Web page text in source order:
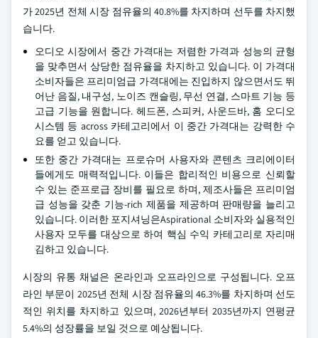
가 2025년 전체 시장 점유율의 40.8%를 차지하며 선두를 차지했
습니다.
오디오 시장에서 중간 가격대는 저렴한 가격과 성능의 균형
을 맞추면서 상당한 점유율을 차지하고 있습니다. 이 가격대
소비자들은 프리미엄급 가격대에는 진입하지 않으면서도 뛰
어난 음질, 내구성, 노이즈 캔슬링, 무선 연결, 스마트 기능 등
고급 기능을 원합니다. 헤드폰, 스피커, 사운드바, 홈 오디오
시스템 등 across 카테고리에서 이 중간 가격대는 강력한 수
요를 얻고 있습니다.
또한 중간 가격대는 프로슈머 사용자와 콘텐츠 크리에이터
들에게도 매력적입니다. 이들은 합리적인 비용으로 신뢰할
수 있는 준프로급 장비를 필요로 하며, 제조사들은 프리미엄
급 성능을 갖춘 기능-rich 제품을 제공하며 판매량을 늘리고
있습니다. 이러한 포지셔닝은Aspirational 소비자와 실용적인
사용자 모두를 대상으로 하여 핵심 수익 카테고리로 자리매
김하고 있습니다.
시장의 유통 채널은 온라인과 오프라인으로 구성됩니다. 오프
라인 부문이 2025년 전체 시장 점유율의 46.3%를 차지하며 선도
적인 위치를 차지하고 있으며, 2026년부터 2035년까지 연평균
5.4%의 성장률을 보일 것으로 예상됩니다.